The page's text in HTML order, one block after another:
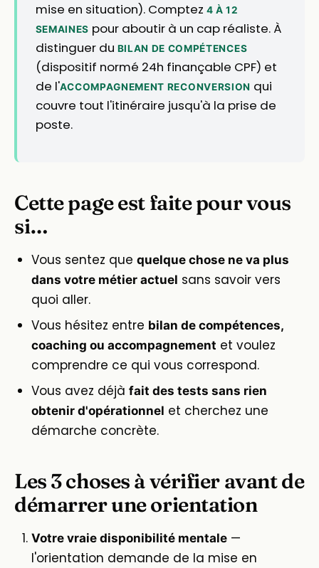
mise en situation). Comptez 4 À 12
SEMAINES pour aboutir à un cap réaliste. À
distinguer du BILAN DE COMPÉTENCES
(dispositif normé 24h finançable CPF) et
de l'ACCOMPAGNEMENT RECONVERSION qui
couvre tout l'itinéraire jusqu'à la prise de
poste.
Cette page est faite pour vous
si…
Vous sentez que quelque chose ne va plus
dans votre métier actuel sans savoir vers
quoi aller.
Vous hésitez entre bilan de compétences,
coaching ou accompagnement et voulez
comprendre ce qui vous correspond.
Vous avez déjà fait des tests sans rien
obtenir d'opérationnel et cherchez une
démarche concrète.
Les 3 choses à vérifier avant de
démarrer une orientation
Votre vraie disponibilité mentale —
l'orientation demande de la mise en